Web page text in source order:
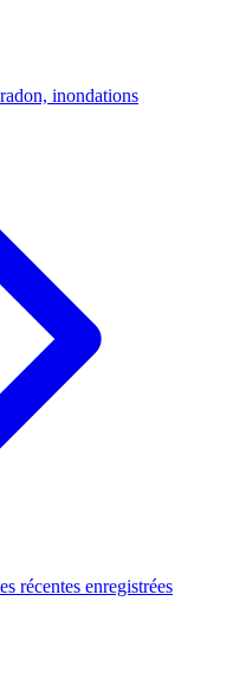
inondations
récentes enregistrées